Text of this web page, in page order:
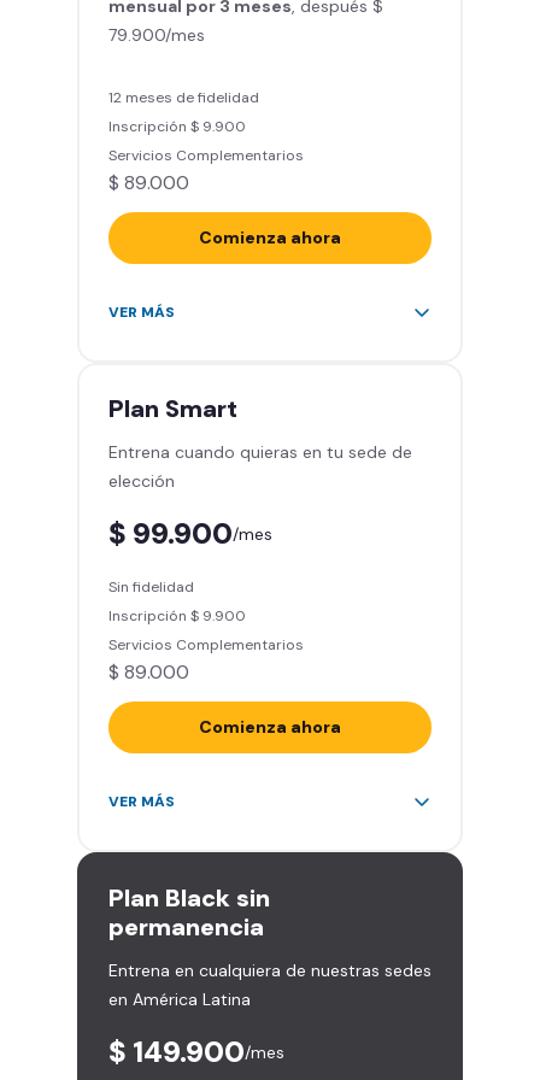
Clases grupales con profesores*
(Sujeto a disponibilidad de salón
Acceso a todas las áreas de la
sede
mensual por 3 meses , después $
79.900/mes
12 meses de fidelidad
Inscripción $ 9.900
Servicios Complementarios
$ 89.000
Comienza ahora
Acceso ilimitado a más de 2.000
Smart Spa (Relájate en los sillones
de masajes)
Descuentos especiales en marcas
Smart Fit App (Tu plan de
Clases grupales con profesores*
(Sujeto a disponibilidad de salón
en cada sede)
Acceso a todas las áreas de la
VER MÁS
Plan Smart
Entrena cuando quieras en tu sede de
elección
$ 99.900/mes
Sin fidelidad
Inscripción $ 9.900
Servicios Complementarios
$ 89.000
Comienza ahora
Acceso ilimitado a más de 2.000
Derecho a traer un invitado 5
Smart Spa (Relájate en los sillones
de masajes)
Descuentos especiales en marcas
aliadas
entrenamiento personalizado)
VER MÁS
Plan Black sin
permanencia
Entrena en cualquiera de nuestras sedes
en América Latina
$ 149.900/mes